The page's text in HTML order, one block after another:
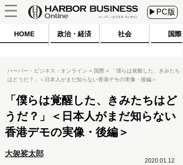
▶PC版
HOME 政治・経済 社会 国際
ハーバー・ビジネス・オンライン 国際
「僕らは覚醒した、きみたち
はどうだ？」＜日本人がまだ知らない香港デモの実像・後編＞
「僕らは覚醒した、きみたちはど
うだ？」＜日本人がまだ知らない
香港デモの実像・後編＞
大袈裟太郎
2020.01.12